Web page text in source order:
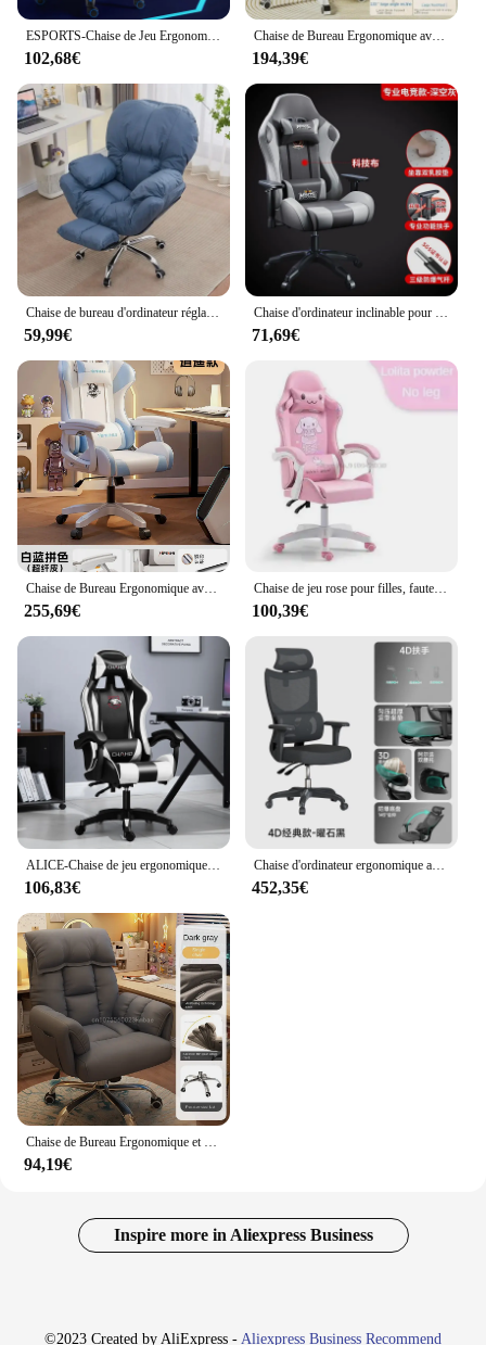
102,68€
Chaise de Bureau Ergonomique avec Repose-Pieds, Coussin en Éponge, Non THbf
194,39€
59,99€ 71,69€
Chaise de Bureau Ergonomique avec Lombaire, Vent Crème, Nordique, Blanc, Relaxation, Jeu, Mignon Oreiller Cou, Mobilier de Maison
255,69€
Chaise de jeu rose pour filles, fauteuil d'ordinateur de dessin animé mignon, chaise de bureau, coussin de joueur à la maison, chaise souple, levage, chaise réglable
100,39€
ALICE-Chaise de jeu ergonomique, ordinateur avec repose-pieds, support lombaire, jeu réglable recommandé, siège à cussion à 360 °, repos sauna, voiture de sport
106,83€
Chaise d'ordinateur ergonomique avec siège élévateur, mobilier de bureau, fauteuil de jeu, séparation lombaire, maille respirante, 4D, 7D
452,35€
Chaise de Bureau Ergonomique et Confortable en Maille avec Accoudoir Réglable 4D, pour Sauna, Loisirs à Domicile, Inclinable, Cadeau
94,19€
Inspire more in Aliexpress Business
©2023 Created by AliExpress - Aliexpress Business Recommend